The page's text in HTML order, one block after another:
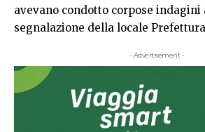
avevano condotto corpose indagini
segnalazione della locale
- Advertisement -